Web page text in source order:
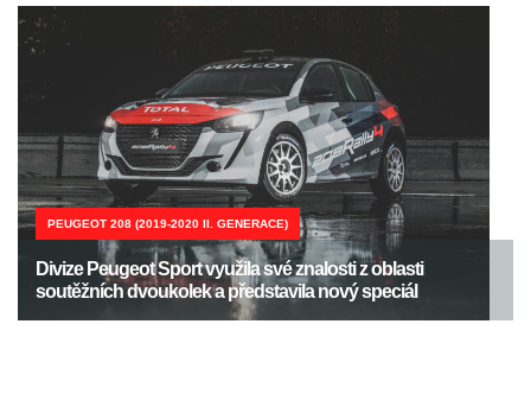
PEUGEOT 208 (2019-2020 II. GENERACE)
Divize Peugeot Sport využila své znalosti z oblasti
soutěžních dvoukolek a představila nový speciál